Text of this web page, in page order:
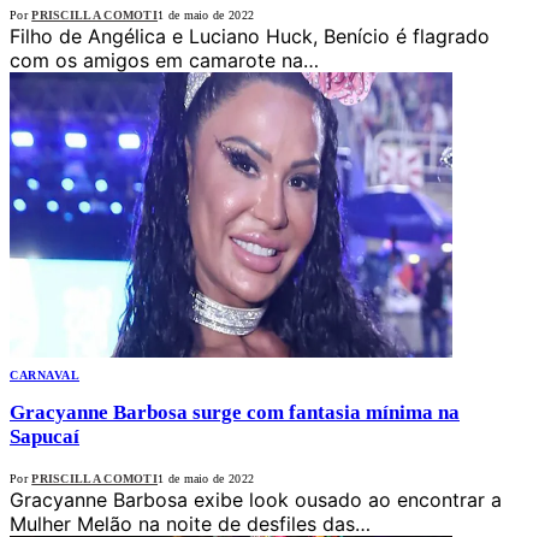
Por PRISCILLA COMOTI1 de maio de 2022
Filho de Angélica e Luciano Huck, Benício é flagrado
com os amigos em camarote na…
CARNAVAL
Gracyanne Barbosa surge com fantasia mínima na
Sapucaí
Por PRISCILLA COMOTI1 de maio de 2022
Gracyanne Barbosa exibe look ousado ao encontrar a
Mulher Melão na noite de desfiles das…